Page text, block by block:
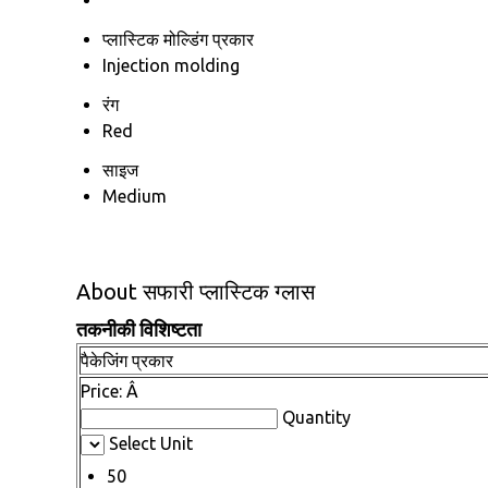
प्लास्टिक मोल्डिंग प्रकार
Injection molding
रंग
Red
साइज
Medium
About सफारी प्लास्टिक ग्लास
तकनीकी विशिष्टता
पैकेजिंग प्रकार
Price: Â
Quantity
Select Unit
50